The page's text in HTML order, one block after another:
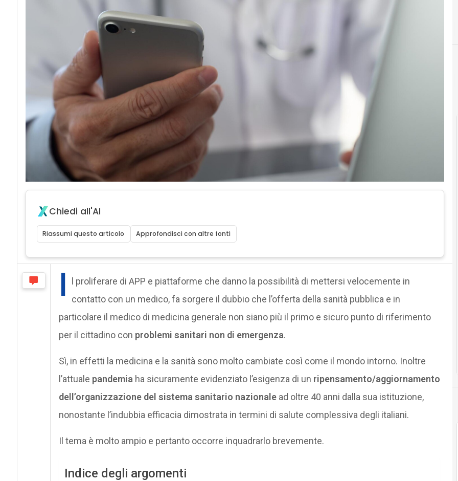
Chiedi all'AI
Riassumi questo articolo Approfondisci con altre fonti
I
l proliferare di APP e piattaforme che danno la possibilità di mettersi velocemente in
contatto con un medico, fa sorgere il dubbio che l’offerta della sanità pubblica e in
particolare il medico di medicina generale non siano più il primo e sicuro punto di riferimento
per il cittadino con problemi sanitari non di emergenza.
Sì, in effetti la medicina e la sanità sono molto cambiate così come il mondo intorno. Inoltre
l’attuale pandemia ha sicuramente evidenziato l’esigenza di un ripensamento/aggiornamento
dell’organizzazione del sistema sanitario nazionalead oltre 40 anni dalla sua istituzione,
nonostante l’indubbia efficacia dimostrata in termini di salute complessiva degli italiani.
Il tema è molto ampio e pertanto occorre inquadrarlo brevemente.
Indice degli argomenti